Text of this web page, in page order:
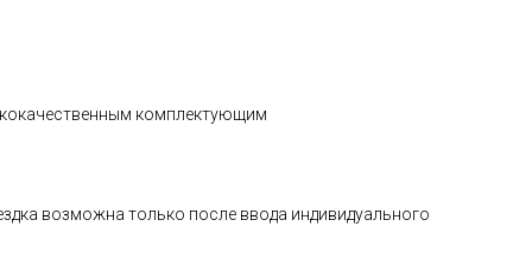
комплектующим
возможна только после ввода индивидуального